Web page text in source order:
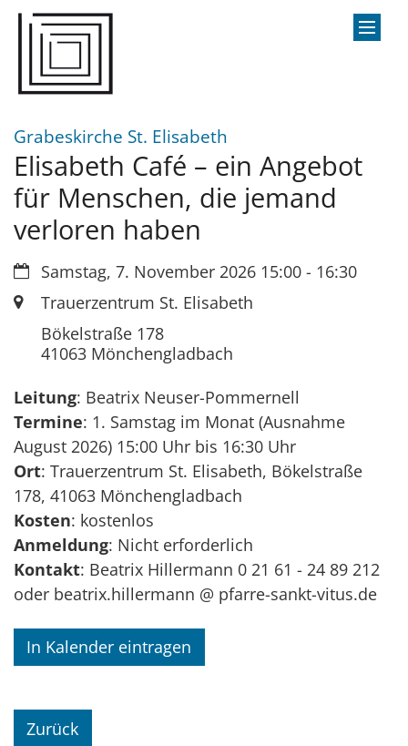
Zum Inhalt springen
Grabeskirche St. Elisabeth
Elisabeth Café – ein Angebot
für Menschen, die jemand
verloren haben
Datum:Samstag, 7. November 2026 15:00 - 16:30
Ort:Trauerzentrum St. Elisabeth
Bökelstraße 178
41063 Mönchengladbach
Leitung: Beatrix Neuser-Pommernell
Termine: 1. Samstag im Monat (Ausnahme
August 2026) 15:00 Uhr bis 16:30 Uhr
Ort: Trauerzentrum St. Elisabeth, Bökelstraße
178, 41063 Mönchengladbach
Kosten: kostenlos
Anmeldung: Nicht erforderlich
Kontakt: Beatrix Hillermann 0 21 61 - 24 89 212
oder beatrix.hillermann @ pfarre-sankt-vitus.de
In Kalender eintragen
Zurück